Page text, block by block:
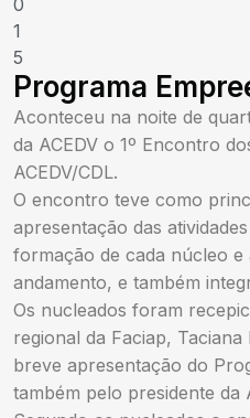
1
5
Programa
Aconteceu na noite de
da ACEDV o 1º Encontro
ACEDV/CDL.
O encontro teve como
apresentação das
formação de cada núcleo e
andamento, e também
Os nucleados foram
regional da Faciap,
breve apresentação do
também pelo presidente da